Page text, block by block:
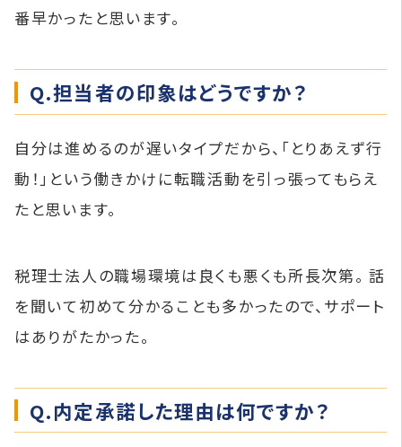
番早かったと思います。
Q.担当者の印象はどうですか？
自分は進めるのが遅いタイプだから、「とりあえず行
動！」という働きかけに転職活動を引っ張ってもらえ
たと思います。
税理士法人の職場環境は良くも悪くも所長次第。 話
を聞いて初めて分かることも多かったので、サポート
はありがたかった。
Q.内定承諾した理由は何ですか？